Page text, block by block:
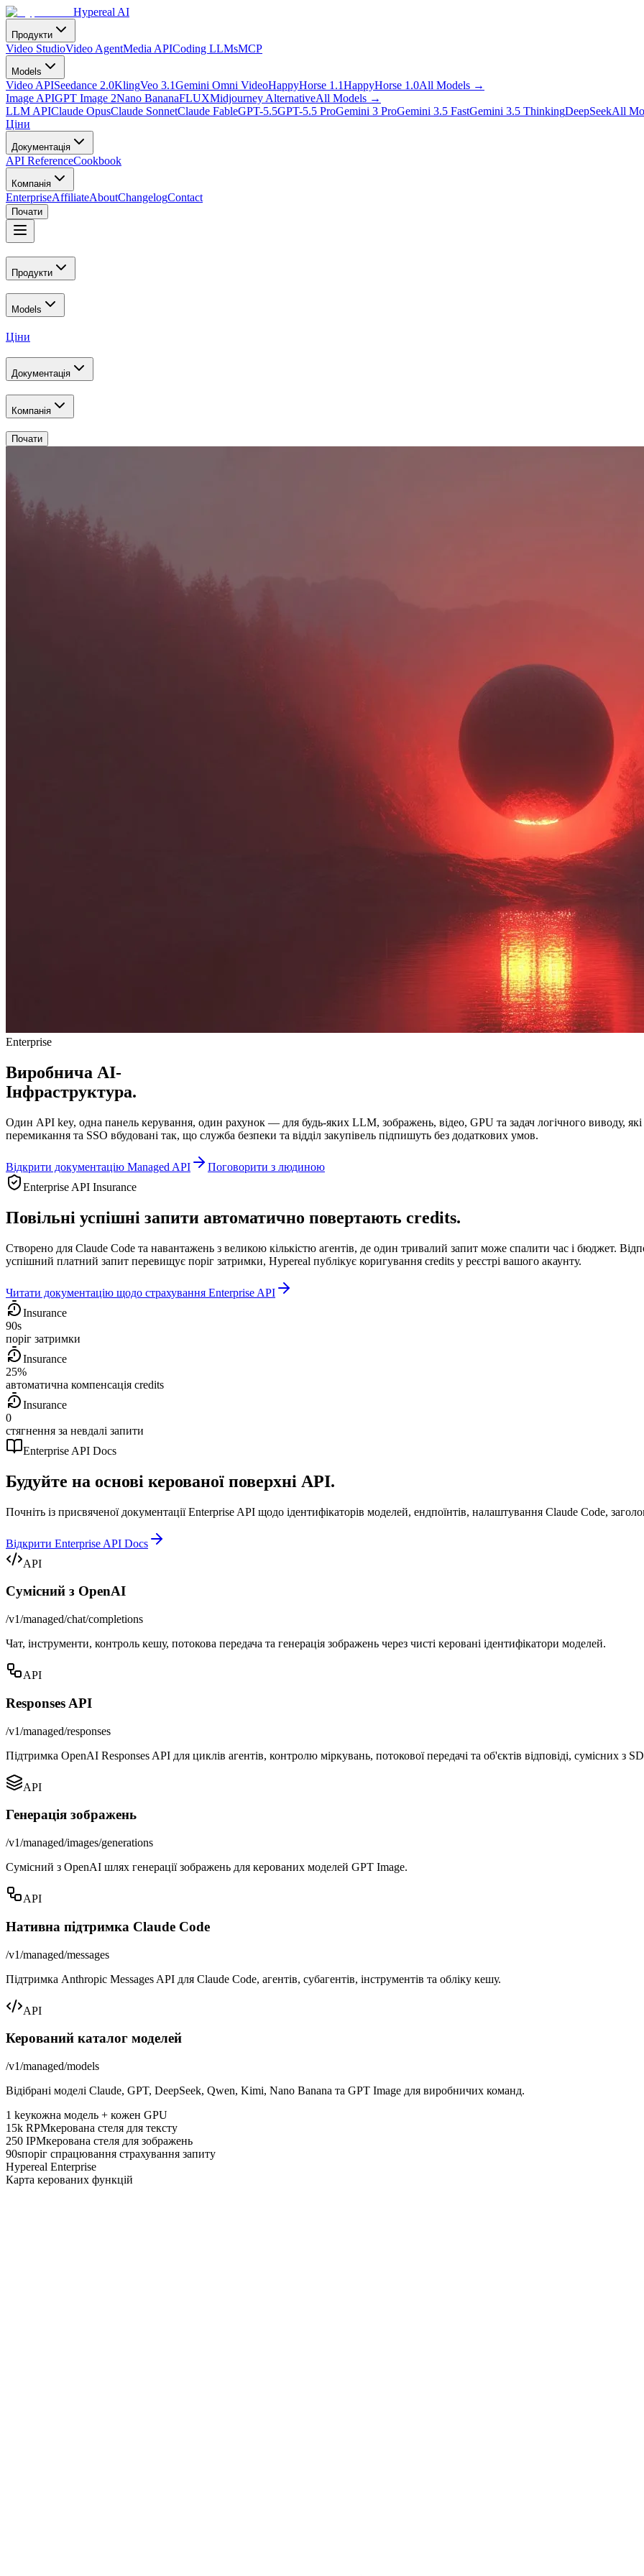
Hypereal AI
Продукти
Video StudioVideo AgentMedia APICoding LLMsMCP
Models
Video APISeedance 2.0KlingVeo 3.1Gemini Omni VideoHappyHorse 1.1HappyHorse 1.0All Models →
Image APIGPT Image 2Nano BananaFLUXMidjourney AlternativeAll Models →
LLM APIClaude OpusClaude SonnetClaude FableGPT-5.5GPT-5.5 ProGemini 3 ProGemini 3.5 FastGemini 3.5 ThinkingDeepSeekAll
Ціни
Документація
API ReferenceCookbook
Компанія
EnterpriseAffiliateAboutChangelogContact
Почати
Продукти
Models
Ціни
Документація
Компанія
Почати
Enterprise
Виробнича AI-
Інфраструктура.
Один API key, одна панель керування, один рахунок — для будь-яких LLM, зображень, відео, GPU та задач логічного виводу,
перемикання та SSO вбудовані так, що служба безпеки та відділ закупівель підпишуть без додаткових умов.
Відкрити документацію Managed API
Поговорити з людиною
Enterprise API Insurance
Повільні успішні запити автоматично повертають credits.
Створено для Claude Code та навантажень з великою кількістю агентів, де один тривалий запит може спалити час і бюджет.
успішний платний запит перевищує поріг затримки, Hypereal публікує коригування credits у реєстрі вашого акаунту.
Читати документацію щодо страхування Enterprise API
Insurance
90s
поріг затримки
Insurance
25%
автоматична компенсація credits
Insurance
0
стягнення за невдалі запити
Enterprise API Docs
Будуйте на основі керованої поверхні API.
Почніть із присвяченої документації Enterprise API щодо ідентифікаторів моделей, ендпоїнтів, налаштування Claude Code,
Відкрити Enterprise API Docs
API
Сумісний з OpenAI
/v1/managed/chat/completions
Чат, інструменти, контроль кешу, потокова передача та генерація зображень через чисті керовані ідентифікатори моделей.
API
Responses API
/v1/managed/responses
Підтримка OpenAI Responses API для циклів агентів, контролю міркувань, потокової передачі та об'єктів відповіді, сумісних з
API
Генерація зображень
/v1/managed/images/generations
Сумісний з OpenAI шлях генерації зображень для керованих моделей GPT Image.
API
Нативна підтримка Claude Code
/v1/managed/messages
Підтримка Anthropic Messages API для Claude Code, агентів, субагентів, інструментів та обліку кешу.
API
Керований каталог моделей
/v1/managed/models
Відібрані моделі Claude, GPT, DeepSeek, Qwen, Kimi, Nano Banana та GPT Image для виробничих команд.
1 keyкожна модель + кожен GPU
15k RPMкерована стеля для тексту
250 IPMкерована стеля для зображень
90sпоріг спрацювання страхування запиту
Hypereal Enterprise
Карта керованих функцій